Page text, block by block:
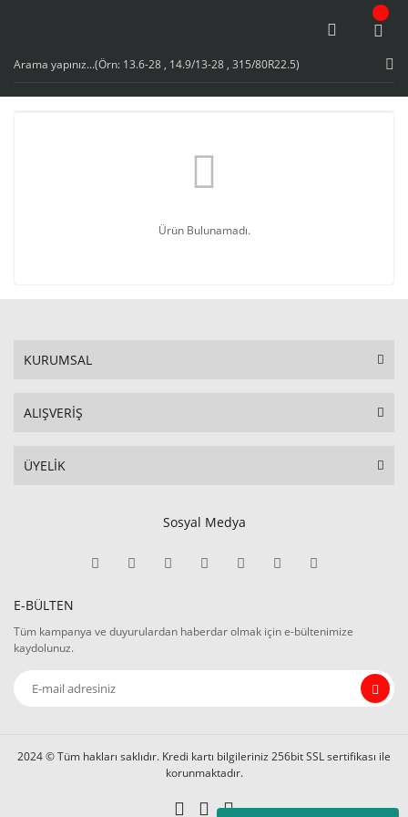
Ürün Bulunamadı.
KURUMSAL
ALIŞVERİŞ
ÜYELİK
Sosyal Medya
E-BÜLTEN
Tüm kampanya ve duyurulardan haberdar olmak için e-bültenimize
kaydolunuz.
2024 © Tüm hakları saklıdır. Kredi kartı bilgileriniz 256bit SSL sertifikası ile
korunmaktadır.